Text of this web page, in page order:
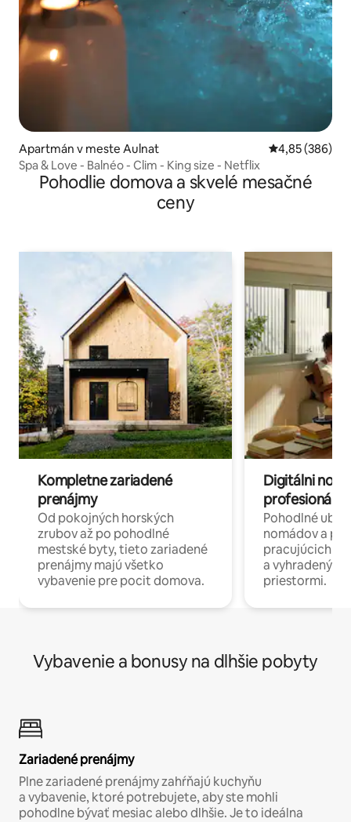
Apartmán v meste Aulnat Priemerné
4,85 (386)
Spa & Love - Balnéo - Clim - King size - Netflix
Pohodlie domova a skvelé mesačné
ceny
Kompletne zariadené
prenájmy
Od pokojných horských
zrubov až po pohodlné
mestské byty, tieto zariadené
prenájmy majú všetko
vybavenie pre pocit domova.
Digitálni
profesionáli
Pohodlné
nomádov a
pracujúcich
a
priestormi.
Vybavenie a bonusy na dlhšie pobyty
Zariadené prenájmy
Plne zariadené prenájmy zahŕňajú kuchyňu
a vybavenie, ktoré potrebujete, aby ste mohli
pohodlne bývať mesiac alebo dlhšie. Je to ideálna